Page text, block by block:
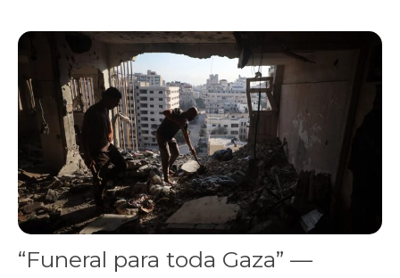
“Funeral para toda Gaza” — enquanto o Conselho da Paz
“Funeral para toda Gaza” —